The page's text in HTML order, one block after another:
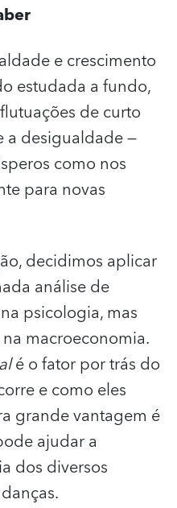
e crescimento
estudada a fundo,
de curto
a desigualdade —
como nos
para novas
decidimos aplicar
análise de
psicologia, mas
macroeconomia.
é o fator por trás do
e como eles
grande vantagem é
ajudar a
dos diversos